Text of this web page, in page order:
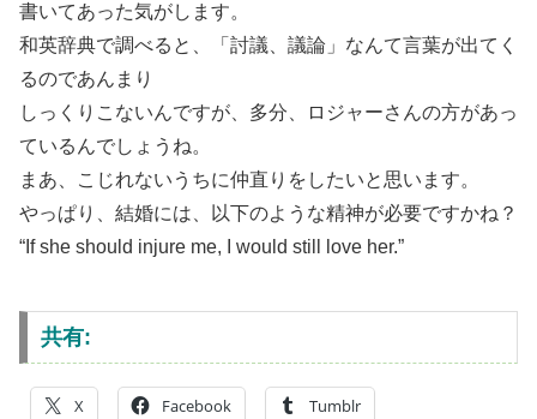
書いてあった気がします。
和英辞典で調べると、「討議、議論」なんて言葉が出てく
るのであんまり
しっくりこないんですが、多分、ロジャーさんの方があっ
ているんでしょうね。
まあ、こじれないうちに仲直りをしたいと思います。
やっぱり、結婚には、以下のような精神が必要ですかね？
“If she should injure me, I would still love her.”
共有:
X Facebook Tumblr